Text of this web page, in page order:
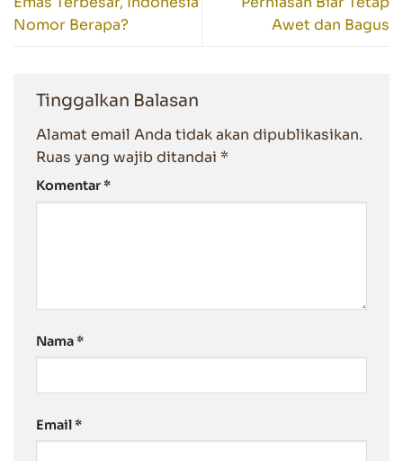
Nomor Berapa?
Awet dan Bagus
Tinggalkan Balasan
Alamat email Anda tidak akan dipublikasikan.
Ruas yang wajib ditandai *
Komentar*
Nama*
Email*